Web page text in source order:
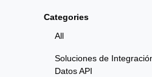
Categories
All
Soluciones de
Datos API